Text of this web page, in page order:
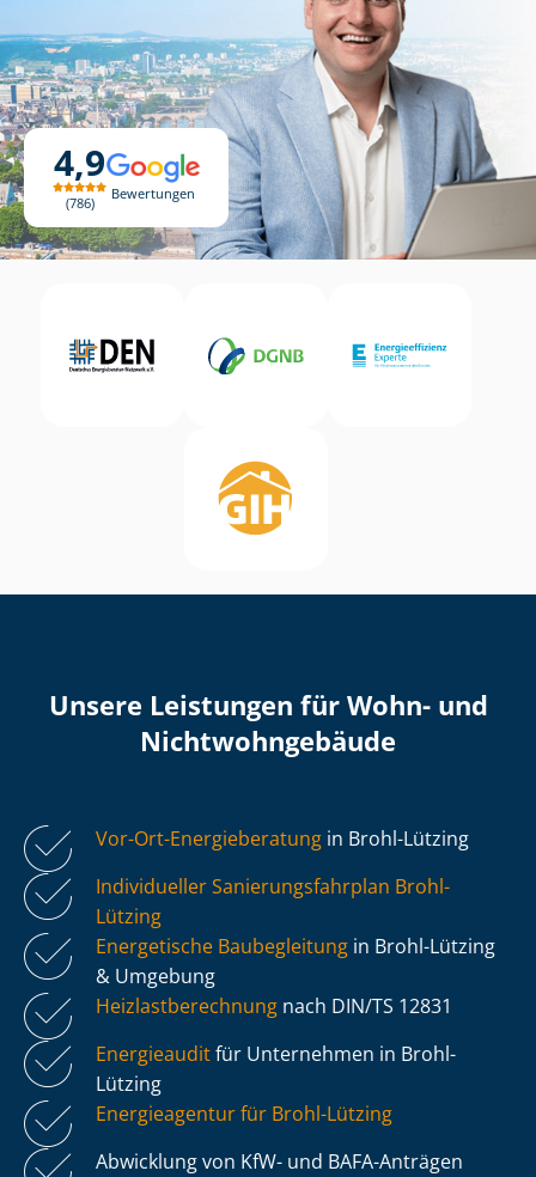
4,9
786
Bewertungen
Unsere Leistungen für Wohn- und
Nicht­wohn­ge­bäu­de
Vor-Ort-Energieberatung in Brohl-Lützing
Individueller Sa­nie­rungs­fahr­plan Brohl-
Lützing
Energetische Baubegleitung in Brohl-Lützing
& Umgebung
Heiz­last­be­rech­nung nach DIN/TS 12831
Energieauditfür Unternehmen in Brohl-
Lützing
Energieagentur für Brohl-Lützing
Abwicklung von KfW- und BAFA-Anträgen